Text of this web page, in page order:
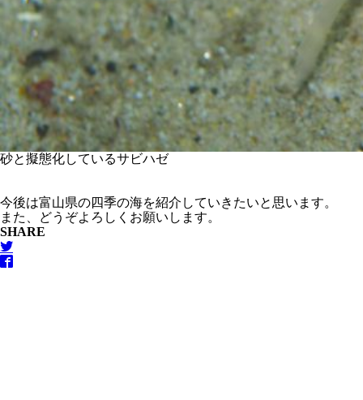
砂と擬態化しているサビハゼ
今後は富山県の四季の海を紹介していきたいと思います。
また、どうぞよろしくお願いします。
SHARE